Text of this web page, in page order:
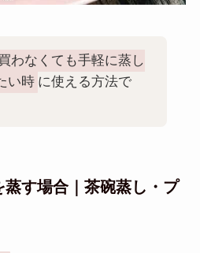
わなくても手軽に蒸し
い時 に使える方法で
す場合｜茶碗蒸し・プ